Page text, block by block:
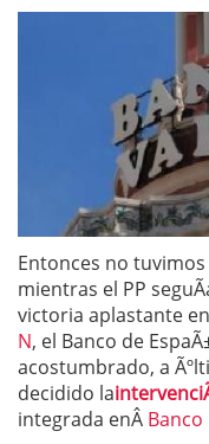
Entonces no
mientras el PP
victoria aplastante
N, el Banco de
acostumbrado, a
decidido la
integrada enÂ Banco